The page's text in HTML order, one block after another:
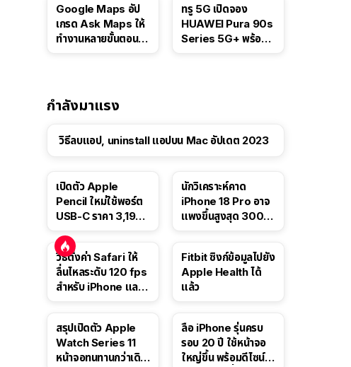
Google Maps อัป
เกรด Ask Maps ให้
ทำงานหลายขั้นตอนได้
ทรู 5G เปิดจอง
HUAWEI Pura 90s
Series 5G+ พร้อม
กำลังมาแรง
วิธีลบแอป, uninstall แอปบน Mac อัปเดต 2023
เปิดตัว Apple
Pencil ใหม่ใช้พอร์ต
USB-C ราคา 3,190
นี้
นักวิเคราะห์คาด
iPhone 18 Pro อาจ
แพงขึ้นสูงสุด 300
วิธีตั้งค่า Safari ให้
ลื่นไหลระดับ 120 fps
สำหรับ iPhone และ
Fitbit ซิงก์ข้อมูลไปยัง
Apple Health ได้
แล้ว
สรุปเปิดตัว Apple
Watch Series 11
หน้าจอทนทานกว่าเดิม
ลือ iPhone รุ่นครบ
รอบ 20 ปี ใช้หน้าจอ
ใหญ่ขึ้น พร้อมดีไซน์ไร้